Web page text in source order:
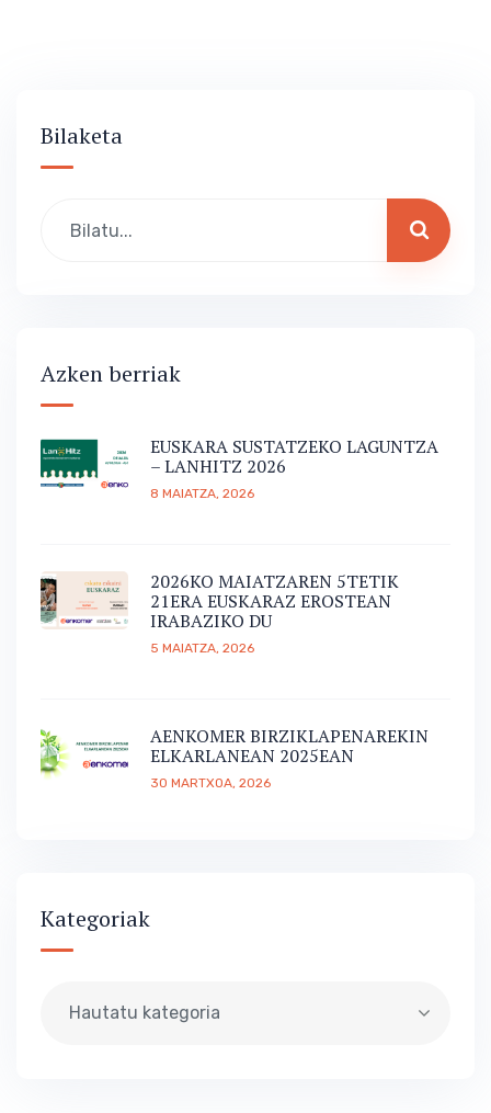
Bilaketa
Azken berriak
EUSKARA SUSTATZEKO LAGUNTZA
– LANHITZ 2026
8 MAIATZA, 2026
2026KO MAIATZAREN 5TETIK
21ERA EUSKARAZ EROSTEAN
IRABAZIKO DU
5 MAIATZA, 2026
AENKOMER BIRZIKLAPENAREKIN
ELKARLANEAN 2025EAN
30 MARTXOA, 2026
Kategoriak
Hautatu kategoria